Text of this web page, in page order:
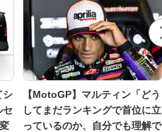
シ
セ
【MotoGP】マルティン「どう
してまだランキングで首位に立
っているのか、自分でも理解で